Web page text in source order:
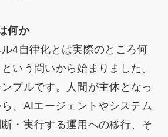
何か
4自律化とは実際のところ何
いう問いから始まりました。
プルです。人間が主体となっ
、AIエージェントやシステム
・実行する運用への移行、そ